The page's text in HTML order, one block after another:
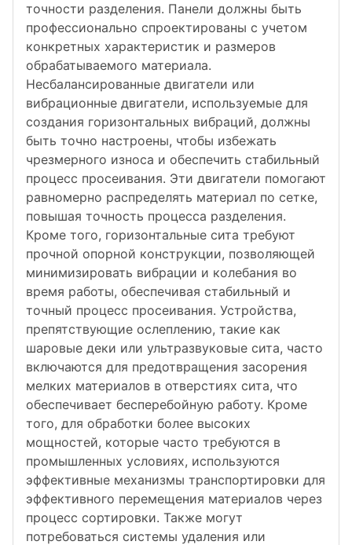
точности разделения. Панели должны быть
профессионально спроектированы с учетом
конкретных характеристик и размеров
обрабатываемого материала.
Несбалансированные двигатели или
вибрационные двигатели, используемые для
создания горизонтальных вибраций, должны
быть точно настроены, чтобы избежать
чрезмерного износа и обеспечить стабильный
процесс просеивания. Эти двигатели помогают
равномерно распределять материал по сетке,
повышая точность процесса разделения.
Кроме того, горизонтальные сита требуют
прочной опорной конструкции, позволяющей
минимизировать вибрации и колебания во
время работы, обеспечивая стабильный и
точный процесс просеивания. Устройства,
препятствующие ослеплению, такие как
шаровые деки или ультразвуковые сита, часто
включаются для предотвращения засорения
мелких материалов в отверстиях сита, что
обеспечивает бесперебойную работу. Кроме
того, для обработки более высоких
мощностей, которые часто требуются в
промышленных условиях, используются
эффективные механизмы транспортировки для
эффективного перемещения материалов через
процесс сортировки. Также могут
потребоваться системы удаления или